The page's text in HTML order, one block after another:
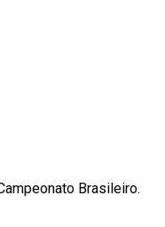
Brasileiro.